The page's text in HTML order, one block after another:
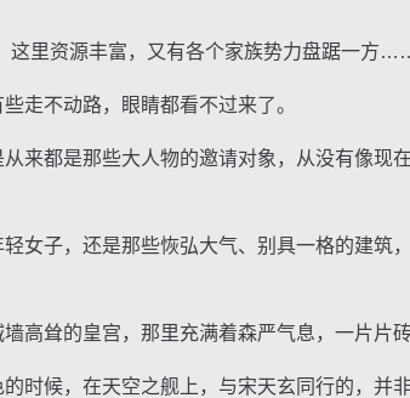
里资源丰富，又有各个家族势力盘踞一方
不动路，眼睛都看不过来了。
都是那些大人物的邀请对象，从没有像现
子，还是那些恢弘大气、别具一格的建筑
耸的皇宫，那里充满着森严气息，一片片砖
候，在天空之舰上，与宋天玄同行的，并